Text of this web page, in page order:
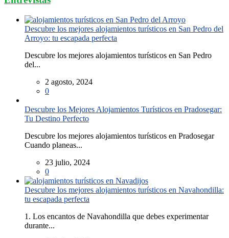
Descubre los mejores alojamientos turísticos en San Pedro del
Arroyo: tu escapada perfecta
Descubre los mejores alojamientos turísticos en San Pedro
del...
2 agosto, 2024
0
Descubre los Mejores Alojamientos Turísticos en Pradosegar:
Tu Destino Perfecto
Descubre los mejores alojamientos turísticos en Pradosegar
Cuando planeas...
23 julio, 2024
0
Descubre los mejores alojamientos turísticos en Navahondilla:
tu escapada perfecta
1. Los encantos de Navahondilla que debes experimentar
durante...